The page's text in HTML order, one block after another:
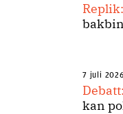
Replik:
7 juli 2026
Debatt:
kan